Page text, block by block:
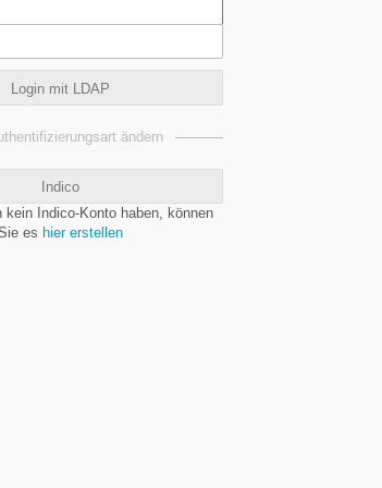
Login mit LDAP
ändern
Indico
kein Indico-Konto haben, können
es hier erstellen